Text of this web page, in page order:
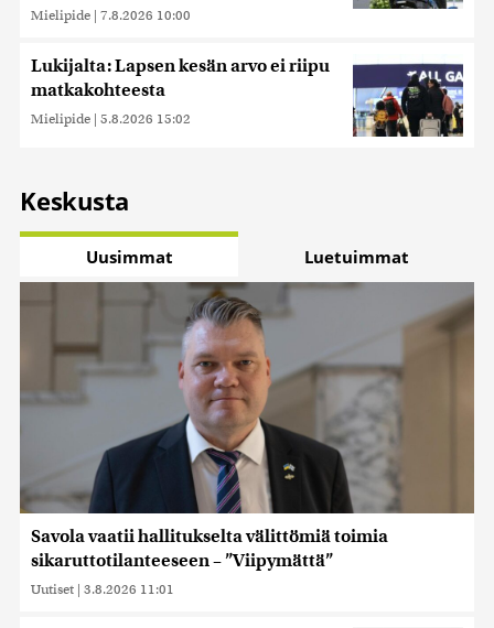
Mielipide | 7.8.2026 10:00
Lukijalta: Lapsen kesän arvo ei riipu
matkakohteesta
Mielipide | 5.8.2026 15:02
Keskusta
Uusimmat Luetuimmat
Savola vaatii hallitukselta välittömiä toimia
sikaruttotilanteeseen – ”Viipymättä”
Uutiset | 3.8.2026 11:01